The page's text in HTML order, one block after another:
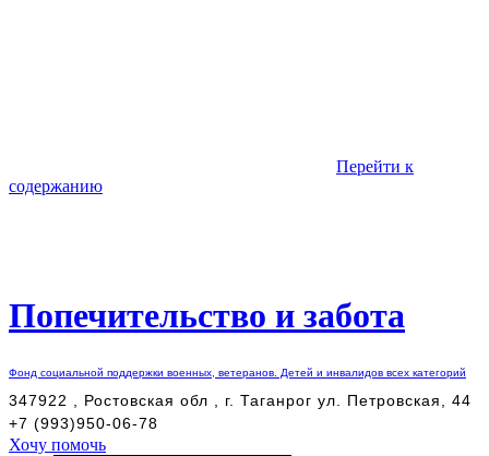
Перейти к
содержанию
Попечительство и забота
Фонд социальной поддержки военных, ветеранов. Детей и инвалидов всех категорий
347922 , Ростовская обл , г. Таганрог ул. Петровская, 44
+7 (993)950-06-78
Хочу помочь